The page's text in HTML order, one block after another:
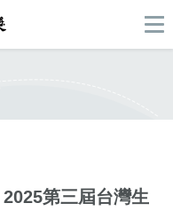
2025第三屆台灣生